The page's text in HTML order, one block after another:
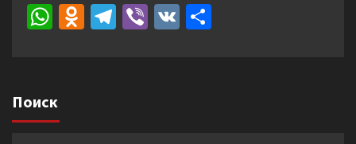
WhatsApp
Odnoklassniki
Telegram
Viber
VK
Поиск